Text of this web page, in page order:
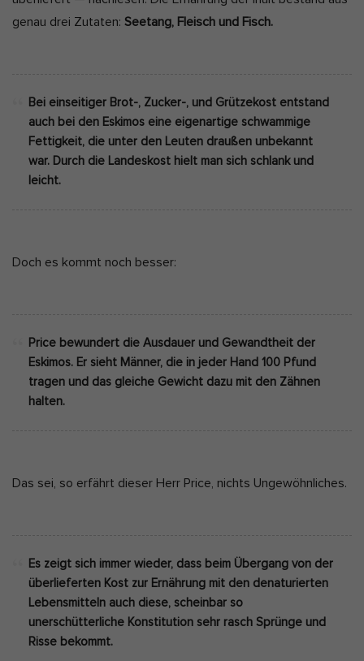
genau drei Zutaten: Seetang, Fleisch und Fisch.
Bei einseitiger Brot-, Zucker-, und Grützekost entstand
auch bei den Eskimos eine eigenartige schwammige
Fettigkeit, die unter den Leuten draußen unbekannt
war. Durch die Landeskost hielt man sich schlank und
leicht.
Doch es kommt noch besser:
Price bewundert die Ausdauer und Gewandtheit der
Eskimos. Er sieht Männer, die in jeder Hand 100 Pfund
tragen und das gleiche Gewicht dazu mit den Zähnen
halten.
Das sei, so erfährt dieser Herr Price, nichts Ungewöhnliches.
Es zeigt sich immer wieder, dass beim Übergang von der
überlieferten Kost zur Ernährung mit den denaturierten
Lebensmitteln auch diese, scheinbar so
unerschütterliche Konstitution sehr rasch Sprünge und
Risse bekommt.